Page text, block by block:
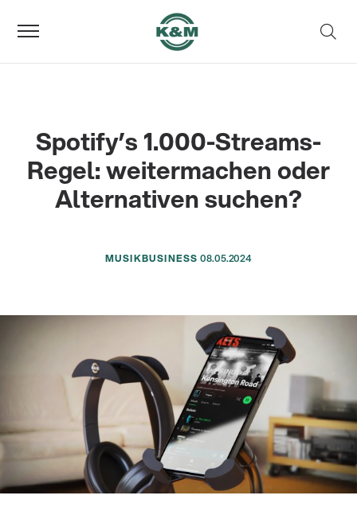
Spotify’s 1.000-Streams-
Regel: weitermachen oder
Alternativen suchen?
MUSIKBUSINESS 08.05.2024